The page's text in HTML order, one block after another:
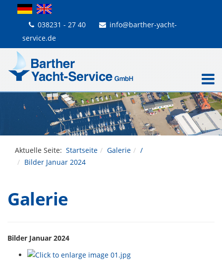
038231 - 27 40
info@barther-yacht-
service.de
Aktuelle Seite: Startseite Galerie
/
Bilder Januar 2024
Galerie
Bilder Januar 2024